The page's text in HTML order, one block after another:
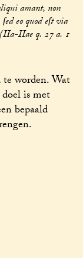
amant, non
eo quod eſt via
(IIa-IIae q. 27 a. 1
worden. Wat
is met
bepaald